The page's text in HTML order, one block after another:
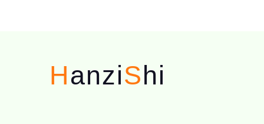
HanziShi